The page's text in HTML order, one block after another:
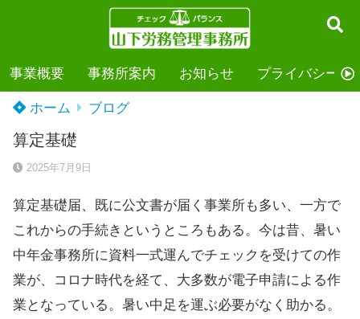
事業概要 事務所案内 お知らせ プライバシーポ
ホーム ブログ
算定基礎
2025年7月9日
算定基礎届、既に公文書が届く事業所も多い、一方で
これからの手続きというところもある。今は昔、暑い
中年金事務所に資料一式運んでチェックを受けての作
業が、コロナ時代を経て、大多数が電子申請による作
業となっている。暑い中足を運ぶ必要がなく助かる。